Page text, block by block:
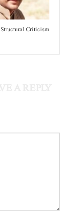
ساختیاتی تنقید Structural Criticism